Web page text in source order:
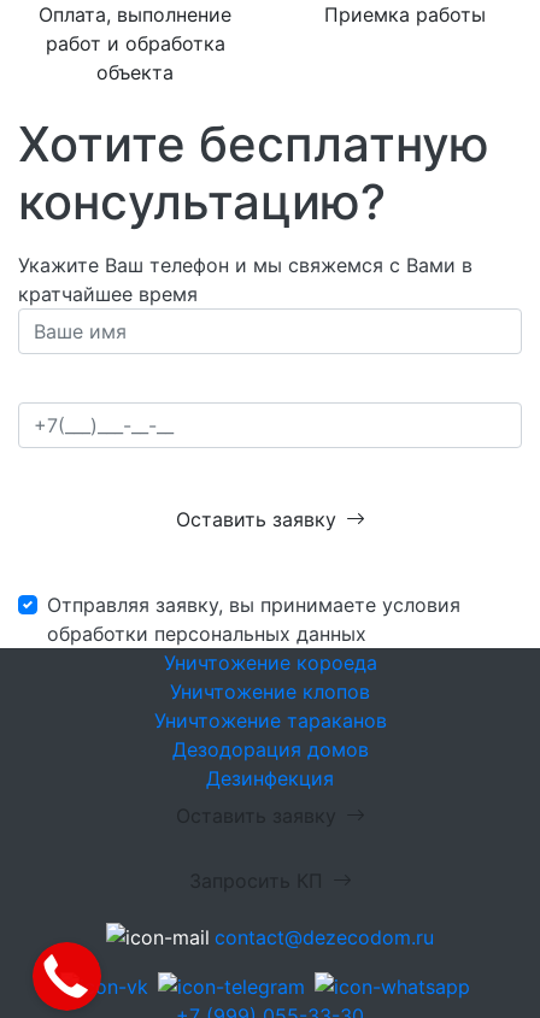
Оплата, выполнение
работ и обработка
объекта
Приемка работы
Хотите бесплатную
консультацию?
Укажите Ваш телефон и мы свяжемся с Вами в
кратчайшее время
Оставить заявку
Отправляя заявку, вы принимаете условия
обработки персональных данных
Уничтожение короеда
Уничтожение клопов
Уничтожение тараканов
Дезодорация домов
Дезинфекция
Оставить заявку
Запросить КП
contact@dezecodom.ru